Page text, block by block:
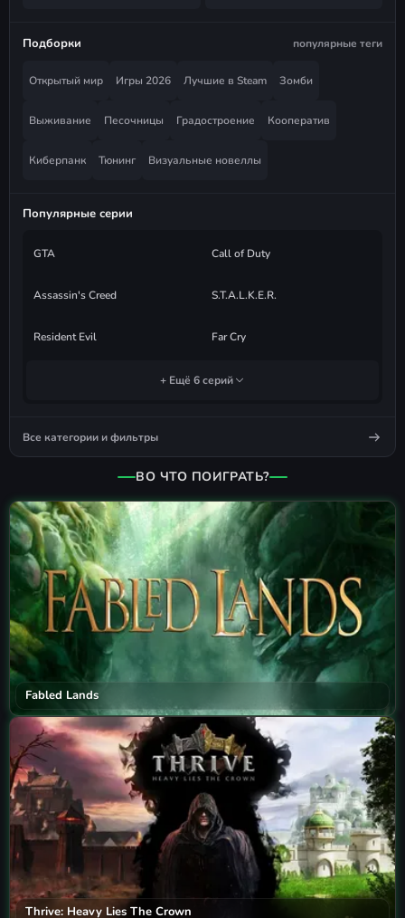
Подборки популярные теги
Открытый мир Игры 2026 Лучшие в Steam Зомби
Выживание Песочницы Градостроение Кооператив
Киберпанк Тюнинг Визуальные новеллы
Популярные серии
GTA Call of Duty
Assassin's Creed S.T.A.L.K.E.R.
Resident Evil Far Cry
+ Ещё 6 серий
Все категории и фильтры
ВО ЧТО ПОИГРАТЬ?
Fabled Lands
Thrive: Heavy Lies The Crown